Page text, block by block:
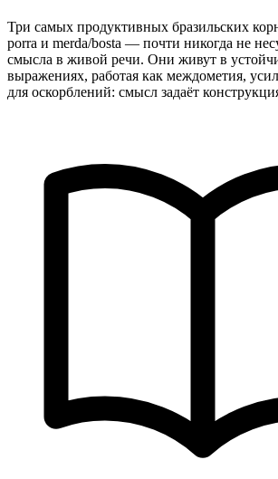
Три самых продуктивных бразильских
porra и merda/bosta — почти никогда не
смысла в живой речи. Они живут в
выражениях, работая как междометия,
для оскорблений: смысл задаёт